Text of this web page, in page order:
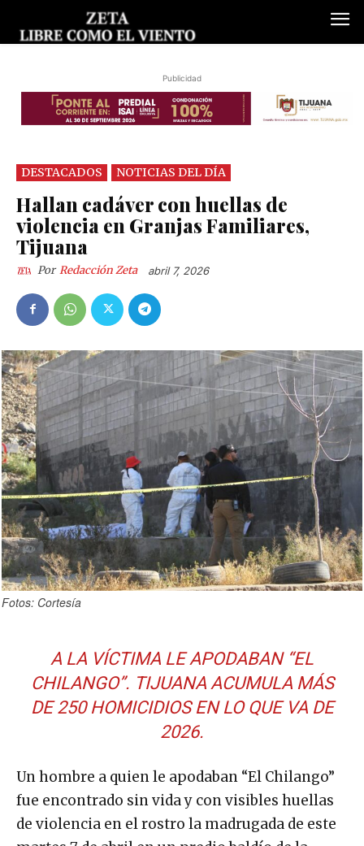
Publicidad
DESTACADOS NOTICIAS DEL DÍA
Hallan cadáver con huellas de
violencia en Granjas Familiares,
Tijuana
Por Redacción Zeta abril 7, 2026
Fotos: Cortesía
A LA VÍCTIMA LE APODABAN “EL
CHILANGO”. TIJUANA ACUMULA MÁS
DE 250 HOMICIDIOS EN LO QUE VA DE
2026.
Un hombre a quien le apodaban “El Chilango”
fue encontrado sin vida y con visibles huellas
de violencia en el rostro la madrugada de este